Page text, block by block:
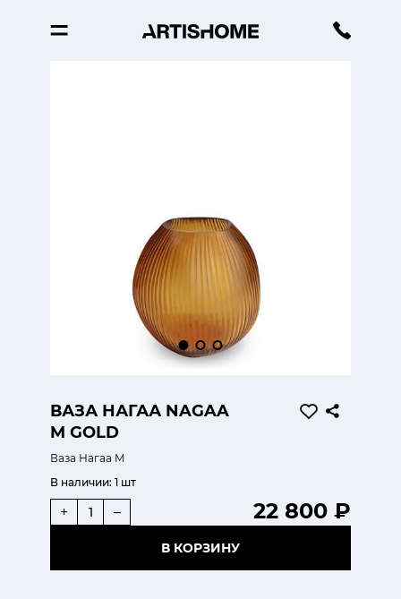
ВАЗА НАГАА NAGAA
M GOLD
Ваза Нагаа M
В наличии: 1 шт
22 800 ₽
+ –
В КОРЗИНУ